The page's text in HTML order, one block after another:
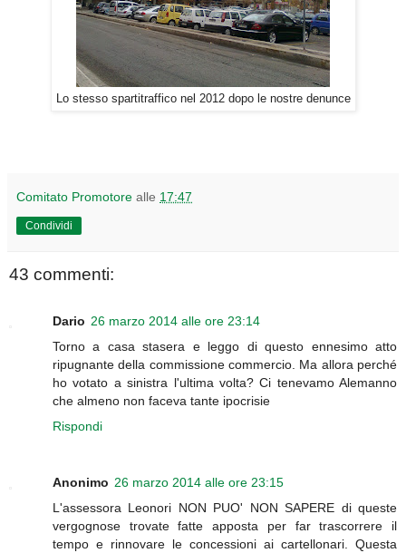
Lo stesso spartitraffico nel 2012 dopo le nostre denunce
Comitato Promotore alle 17:47
Condividi
43 commenti:
Dario 26 marzo 2014 alle ore 23:14
Torno a casa stasera e leggo di questo ennesimo atto
ripugnante della commissione commercio. Ma allora perché
ho votato a sinistra l'ultima volta? Ci tenevamo Alemanno
che almeno non faceva tante ipocrisie
Rispondi
Anonimo 26 marzo 2014 alle ore 23:15
L'assessora Leonori NON PUO' NON SAPERE di queste
vergognose trovate fatte apposta per far trascorrere il
tempo e rinnovare le concessioni ai cartellonari. Questa